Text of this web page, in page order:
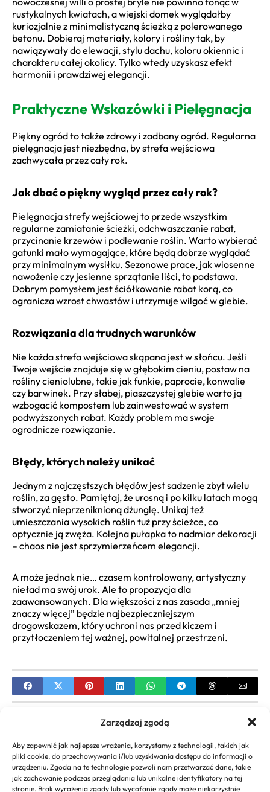
Zarządzaj zgodą
Aby zapewnić jak najlepsze wrażenia, korzystamy z technologii, takich jak
pliki cookie, do przechowywania i/lub uzyskiwania dostępu do informacji o
urządzeniu. Zgoda na te technologie pozwoli nam przetwarzać dane, takie
jak zachowanie podczas przeglądania lub unikalne identyfikatory na tej
stronie. Brak wyrażenia zgody lub wycofanie zgody może niekorzystnie
rustykalnych kwiatach, a wiejski domek wyglądałby
kuriozjalnie z minimalistyczną ścieżką z polerowanego
betonu. Dobieraj materiały, kolory i rośliny tak, by
nawiązywały do elewacji, stylu dachu, koloru okiennic i
charakteru całej okolicy. Tylko wtedy uzyskasz efekt
harmonii i prawdziwej elegancji.
Praktyczne Wskazówki i Pielęgnacja
Piękny ogród to także zdrowy i zadbany ogród. Regularna
pielęgnacja jest niezbędna, by strefa wejściowa
zachwycała przez cały rok.
Jak dbać o piękny wygląd przez cały rok?
Pielęgnacja strefy wejściowej to przede wszystkim
regularne zamiatanie ścieżki, odchwaszczanie rabat,
przycinanie krzewów i podlewanie roślin. Warto wybierać
gatunki mało wymagające, które będą dobrze wyglądać
przy minimalnym wysiłku. Sezonowe prace, jak wiosenne
nawożenie czy jesienne sprzątanie liści, to podstawa.
Dobrym pomysłem jest ściółkowanie rabat korą, co
ogranicza wzrost chwastów i utrzymuje wilgoć w glebie.
Rozwiązania dla trudnych warunków
Nie każda strefa wejściowa skąpana jest w słońcu. Jeśli
Twoje wejście znajduje się w głębokim cieniu, postaw na
rośliny cieniolubne, takie jak funkie, paprocie, konwalie
czy barwinek. Przy słabej, piaszczystej glebie warto ją
wzbogacić kompostem lub zainwestować w system
podwyższonych rabat. Każdy problem ma swoje
ogrodnicze rozwiązanie.
Błędy, których należy unikać
Jednym z najczęstszych błędów jest sadzenie zbyt wielu
roślin, za gęsto. Pamiętaj, że urosną i po kilku latach mogą
stworzyć nieprzeniknioną dżunglę. Unikaj też
umieszczania wysokich roślin tuż przy ścieżce, co
optycznie ją zwęża. Kolejna pułapka to nadmiar dekoracji
– chaos nie jest sprzymierzeńcem elegancji.
A może jednak nie… czasem kontrolowany, artystyczny
nieład ma swój urok. Ale to propozycja dla
zaawansowanych. Dla większości z nas zasada „mniej
znaczy więcej” będzie najbezpieczniejszym
drogowskazem, który uchroni nas przed kiczem i
przytłoczeniem tej ważnej, powitalnej przestrzeni.
Postacie z Dobranocnego Ogrodu | Przewodnik po
wszystkich bohaterach
NEXT